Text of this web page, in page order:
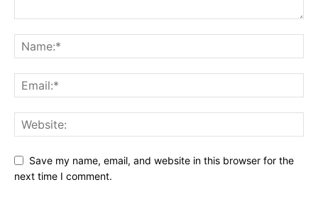
Save my name, email, and website in this browser for the
next time I comment.